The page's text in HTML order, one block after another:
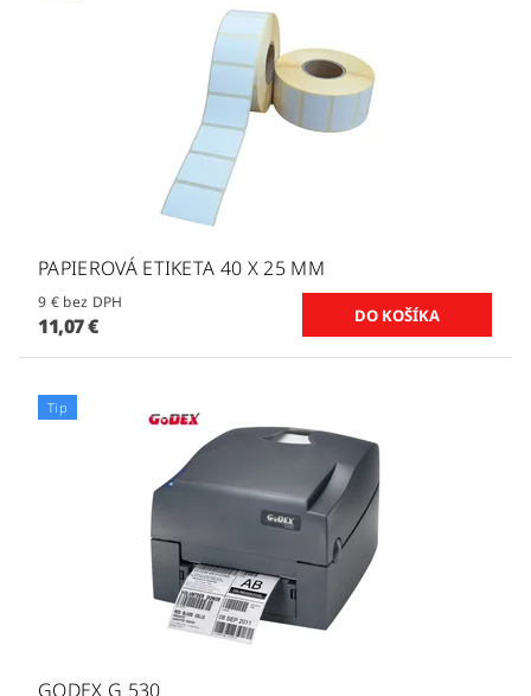
PAPIEROVÁ ETIKETA 40 X 25 MM
9 € bez DPH
11,07 €
Tip
GODEX G 530